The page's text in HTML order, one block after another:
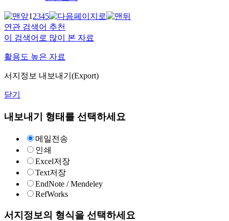
12345
연관 검색어 추천
이 검색어로 많이 본 자료
활용도 높은 자료
서지정보 내보내기(Export)
닫기
내보내기 형태를 선택하세요
메일전송
인쇄
Excel저장
Text저장
EndNote / Mendeley
RefWorks
서지정보의 형식을 선택하세요